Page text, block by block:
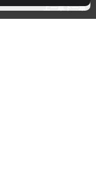
上一章下一章